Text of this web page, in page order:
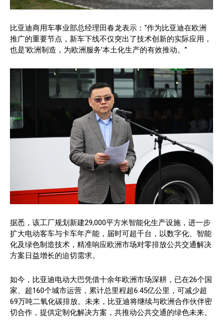
比亚迪商用车事业部总经理田春龙表示：“作为比亚迪在欧洲
推广的重要节点，新车下线不仅突出了技术创新的实际应用，
也是‘欧洲制造，为欧洲服务’本土化生产的有效推动。”
据悉，该工厂规划新建29,000平方米智能化生产设施，进一步
扩大电动客车与卡车年产能，届时可超千台，以数字化、智能
化及绿色制造技术，精准响应欧洲市场对零排放公共交通解决
方案日益增长的迫切需求。
如今，比亚迪电动大巴凭借十余年欧洲市场深耕，已在26个国
家、超160个城市运营，累计总里程超6.45亿公里，可减少超
69万吨二氧化碳排放。未来，比亚迪将继续与欧洲合作伙伴密
切合作，提供定制化解决方案，共推动公共交通的绿色未来。